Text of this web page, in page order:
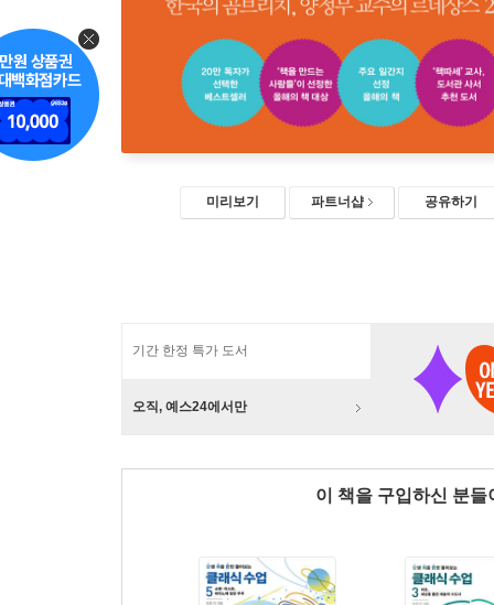
미리보기 파트너샵 공유하기
기간 한정 특가 도서
오직, 예스24에서만
이 책을 구입하신 분